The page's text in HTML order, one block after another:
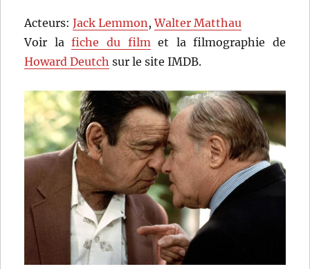
Acteurs:Jack Lemmon,Walter Matthau
Voir lafiche du filmet la filmographie de
Howard Deutch sur le site IMDB.